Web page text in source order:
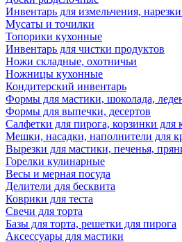
Инвентарь для измельчения,
Мусаты и точилки
Топорики кухонные
Инвентарь для чистки продуктов
Ножи складные, охотничьи
Ножницы кухонные
Кондитерский инвентарь
Формы для мастики, шоколада,
Формы для выпечки, десертов
Салфетки для пирога, корзинки для
Мешки, насадки, наполнители для
Вырезки для мастики, печенья,
Горелки кулинарные
Весы и мерная посуда
Делители для бесквита
Коврики для теста
Свечи для торта
Базы для торта, решетки для пирога
Аксессуары для мастики